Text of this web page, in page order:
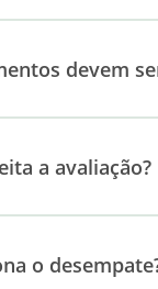
devem
a avaliação?
o